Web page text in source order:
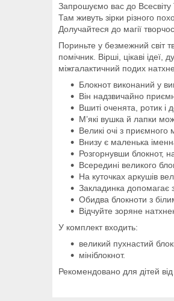
Запрошуємо вас до Всесвіту
Там живуть зірки різного
Долучайтеся до магії
Пориньте у безмежний світ
помічник. Вірші, цікаві
міжгалактичний подих
Блокнот виконаний у
Він надзвичайно
Вшиті оченята, ротик і
М’які вушка й лапки
Великі очі з
Внизу є маленька
Розгорнувши блокнот,
Всередині великого
На куточках аркушів
Закладинка допомагає
Обидва блокноти з
Відчуйте зоряне
У комплект входить:
великий пухнастий
мініблокнот.
Рекомендовано для дітей від